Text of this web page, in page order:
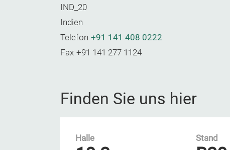
IND_20
Indien
Telefon +91 141 408 0222
Fax +91 141 277 1124
Finden Sie uns hier
Halle Stand